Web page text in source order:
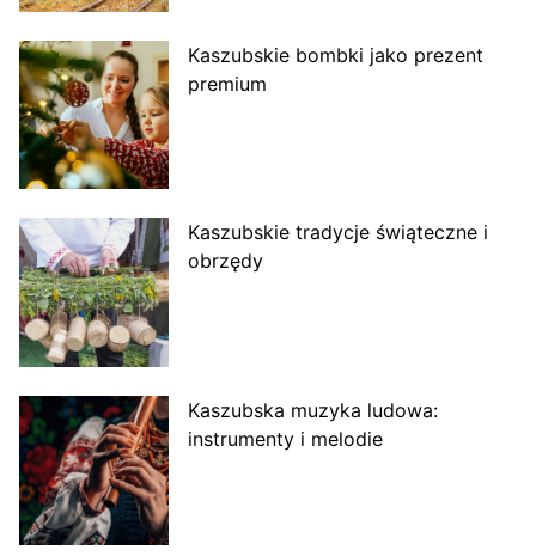
Kaszubskie bombki jako prezent
premium
Kaszubskie tradycje świąteczne i
obrzędy
Kaszubska muzyka ludowa:
instrumenty i melodie